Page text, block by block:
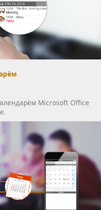
Microsoft Office